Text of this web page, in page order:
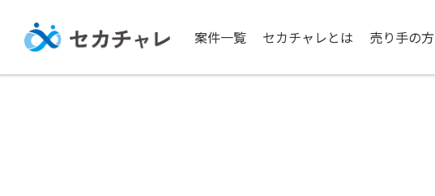
案件一覧 セカチャレとは 売り手の方